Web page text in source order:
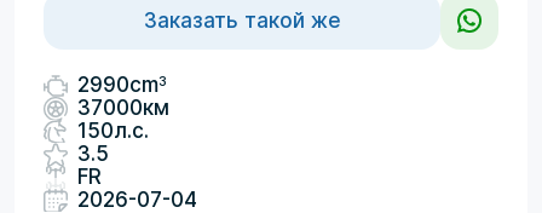
Заказать такой же
2990cm3
37000км
150л.с.
3.5
FR
2026-07-04